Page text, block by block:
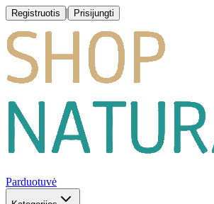
Registruotis | Prisijungti
Parduotuvė